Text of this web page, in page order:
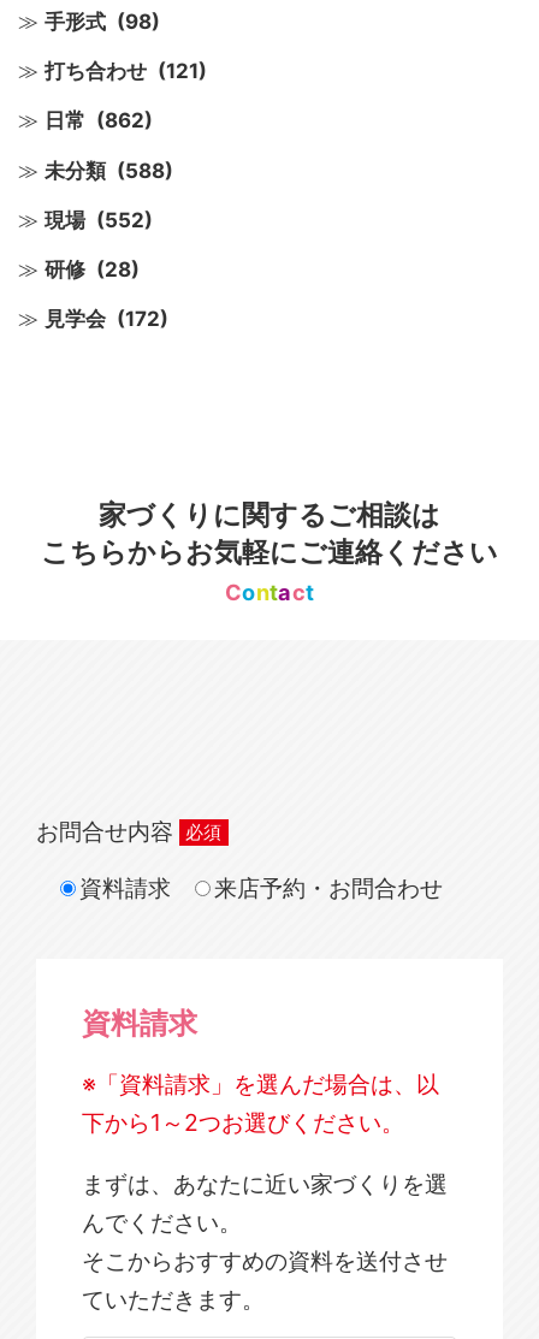
手形式 (98)
打ち合わせ (121)
日常 (862)
未分類 (588)
現場 (552)
研修 (28)
見学会 (172)
家づくりに関するご相談は
こちらからお気軽にご連絡ください
Contact
お問合せ内容
資料請求
来店予約・お問合わせ
資料請求
※「資料請求」を選んだ場合は、以
下から1～2つお選びください。
まずは、あなたに近い家づくりを選
んでください。
そこからおすすめの資料を送付させ
ていただきます。